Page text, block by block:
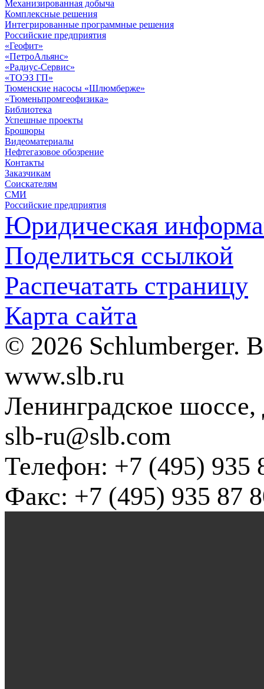
Механизированная добыча
Комплексные решения
Интегрированные программные решения
Российские предприятия
«Геофит»
«ПетроАльянс»
«Радиус-Сервис»
«ТОЭЗ ГП»
Тюменские насосы «Шлюмберже»
«Тюменьпромгеофизика»
Библиотека
Успешные проекты
Брошюры
Видеоматериалы
Нефтегазовое обозрение
Контакты
Заказчикам
Соискателям
СМИ
Российские предприятия
Юридическая
Поделиться ссылкой
Распечатать страницу
Карта сайта
© 2026 Schlumberger.
www.slb.ru
Ленинградское
slb-ru@slb.com
Телефон: +7 (495) 935
Факс: +7 (495) 935 87